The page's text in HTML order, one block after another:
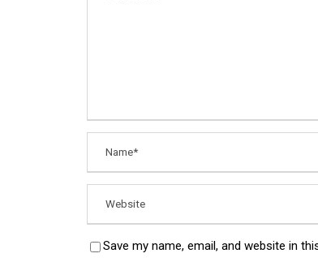
Save my name, email, and website in